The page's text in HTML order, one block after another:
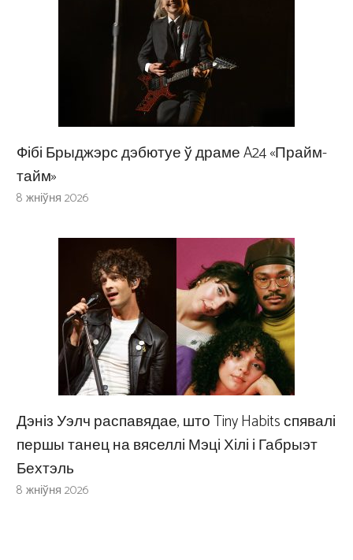
Фібі Брыджэрс дэбютуе ў драме A24 «Прайм-
тайм»
8 жніўня 2026
Дэніз Уэлч распавядае, што Tiny Habits спявалі
першы танец на вяселлі Мэці Хілі і Габрыэт
Бехтэль
8 жніўня 2026